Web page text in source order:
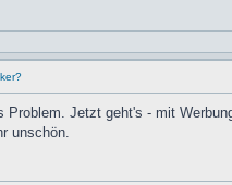
Problem. Jetzt geht's - mit
unschön.